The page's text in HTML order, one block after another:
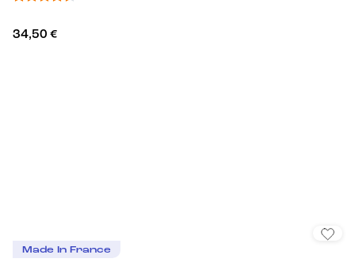
34,50 €
Made In France